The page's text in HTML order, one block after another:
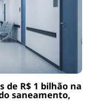
de R$ 1 bilhão na
saneamento,